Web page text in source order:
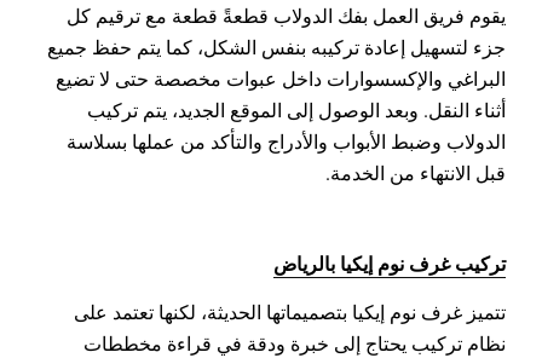
يقوم فريق العمل بفك الدولاب قطعةً قطعة مع ترقيم كل
جزء لتسهيل إعادة تركيبه بنفس الشكل، كما يتم حفظ جميع
البراغي والإكسسوارات داخل عبوات مخصصة حتى لا تضيع
أثناء النقل. وبعد الوصول إلى الموقع الجديد، يتم تركيب
الدولاب وضبط الأبواب والأدراج والتأكد من عملها بسلاسة
قبل الانتهاء من الخدمة.
تركيب غرف نوم إيكيا بالرياض
تتميز غرف نوم إيكيا بتصميماتها الحديثة، لكنها تعتمد على
نظام تركيب يحتاج إلى خبرة ودقة في قراءة مخططات